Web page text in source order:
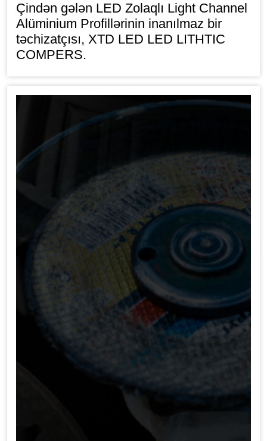
Çindən gələn LED Zolaqlı Light Channel
Alüminium Profillərinin inanılmaz bir
təchizatçısı, XTD LED LED LITHTIC
COMPERS.